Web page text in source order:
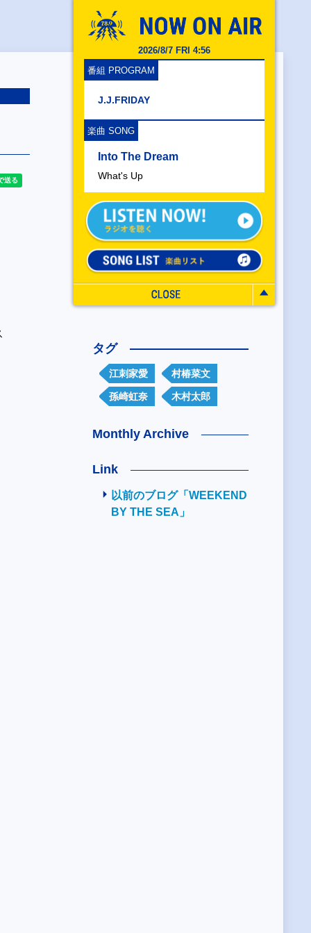
2026/8/7 FRI 4:56
番組 PROGRAM
J.J.FRIDAY
楽曲 SONG
Into The Dream
What's Up
タグ
江刺家愛 村椿菜文
孫崎虹奈 木村太郎
Monthly Archive
Link
以前のブログ「WEEKEND
BY THE SEA」